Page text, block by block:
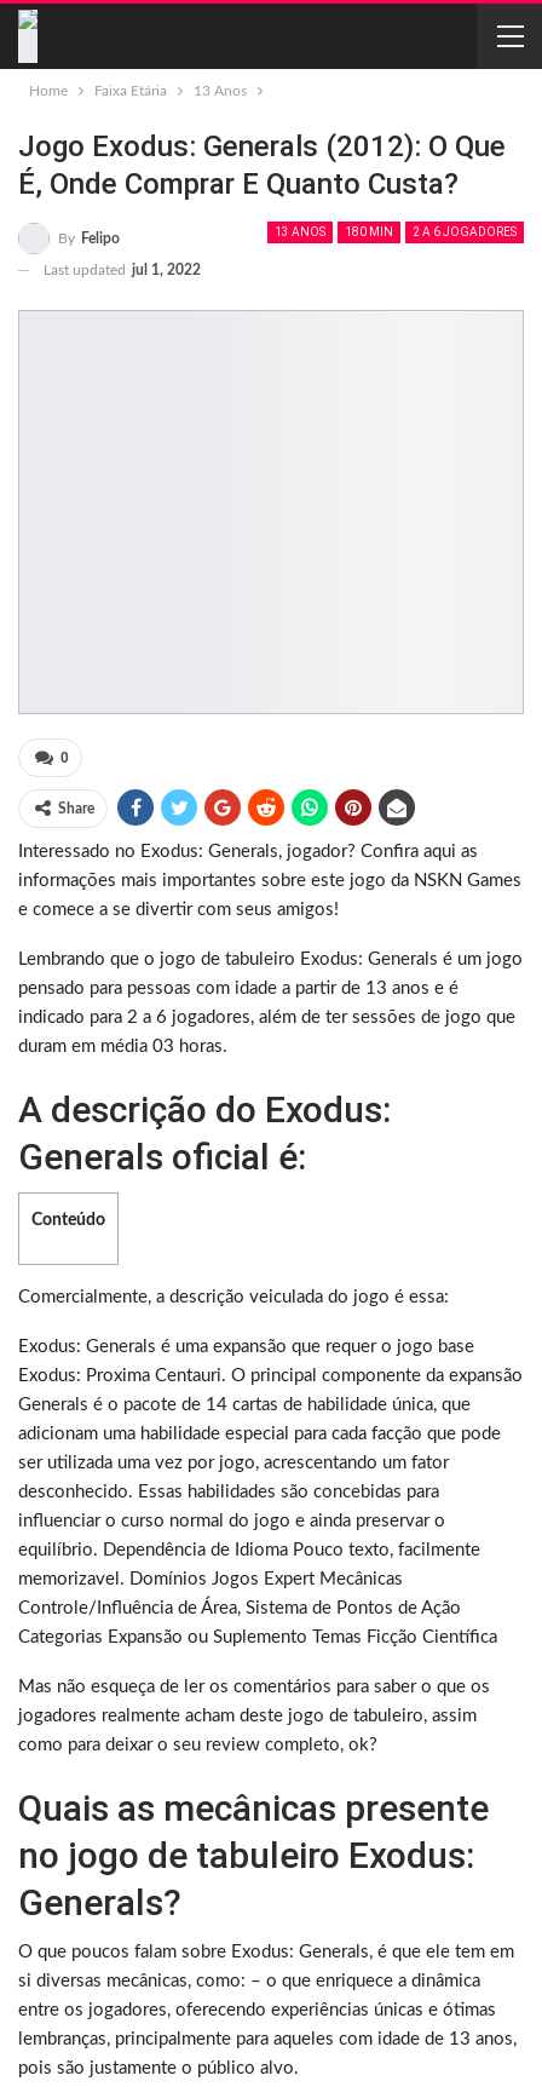
Home Faixa Etária 13 Anos
Jogo Exodus: Generals (2012): O Que
É, Onde Comprar E Quanto Custa?
13 ANOS 180 MIN 2 A 6 JOGADORES
By Felipo
Last updated jul 1, 2022
0
Share
Interessado no Exodus: Generals, jogador? Confira aqui as
informações mais importantes sobre este jogo da NSKN Games
e comece a se divertir com seus amigos!
Lembrando que o jogo de tabuleiro Exodus: Generals é um jogo
pensado para pessoas com idade a partir de 13 anos e é
indicado para 2 a 6 jogadores, além de ter sessões de jogo que
duram em média 03 horas.
A descrição do Exodus:
Generals oficial é:
Conteúdo
Comercialmente, a descrição veiculada do jogo é essa:
Exodus: Generals é uma expansão que requer o jogo base
Exodus: Proxima Centauri. O principal componente da expansão
Generals é o pacote de 14 cartas de habilidade única, que
adicionam uma habilidade especial para cada facção que pode
ser utilizada uma vez por jogo, acrescentando um fator
desconhecido. Essas habilidades são concebidas para
influenciar o curso normal do jogo e ainda preservar o
equilíbrio. Dependência de Idioma Pouco texto, facilmente
memorizavel. Domínios Jogos Expert Mecânicas
Controle/Influência de Área, Sistema de Pontos de Ação
Categorias Expansão ou Suplemento Temas Ficção Científica
Mas não esqueça de ler os comentários para saber o que os
jogadores realmente acham deste jogo de tabuleiro, assim
como para deixar o seu review completo, ok?
Quais as mecânicas presente
no jogo de tabuleiro Exodus:
Generals?
O que poucos falam sobre Exodus: Generals, é que ele tem em
si diversas mecânicas, como: – o que enriquece a dinâmica
entre os jogadores, oferecendo experiências únicas e ótimas
lembranças, principalmente para aqueles com idade de 13 anos,
pois são justamente o público alvo.